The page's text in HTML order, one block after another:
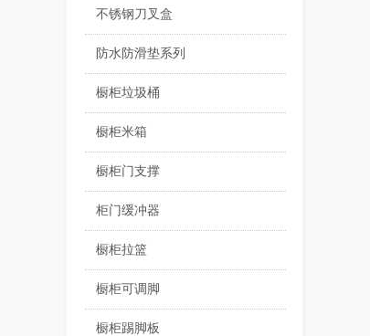
不锈钢刀叉盒
防水防滑垫系列
橱柜垃圾桶
橱柜米箱
橱柜门支撑
柜门缓冲器
橱柜拉篮
橱柜可调脚
橱柜踢脚板